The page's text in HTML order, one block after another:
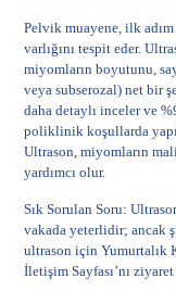
Pelvik muayene, ilk
varlığını tespit eder.
miyomların boyutunu,
veya subserozal) net bir
daha detaylı inceler ve
poliklinik koşullarda
Ultrason, miyomların
yardımcı olur.
Sık Sorulan Soru:
vakada yeterlidir; ancak
ultrason içinYumurtalık
İletişim Sayfası’nı ziyaret